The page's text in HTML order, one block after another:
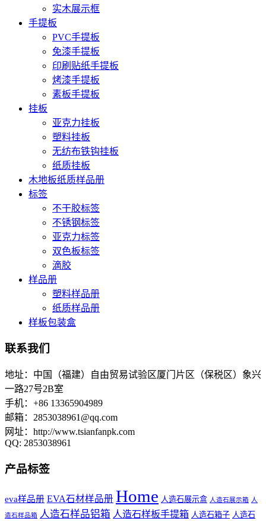
实木展示框
手提板
PVC手提板
免漆手提板
印刷贴纸手提板
烤漆手提板
素板手提板
挂板
亚克力挂板
塑料挂板
无纺布铁钩挂板
纸质挂板
木地板纸质样品册
标签
不干胶标签
不锈钢标签
亚克力标签
双色板标签
滴胶
样品册
塑料样品册
纸质样品册
样板包装盒
联系我们
地址：中国（福建）自由贸易试验区厦门片区（保税区）象兴
一路27号2B室
手机：+86 13365904989
邮箱： 2853038961@qq.com
网址：http://www.tsianfanpk.com
QQ: 2853038961
产品标签
eva样品册 EVA石材样品册 Home 人造石展示盒 人造石展示箱 人
造石样品箱 人造石样品铝箱 人造石样板手提箱 人造石箱子 人造石